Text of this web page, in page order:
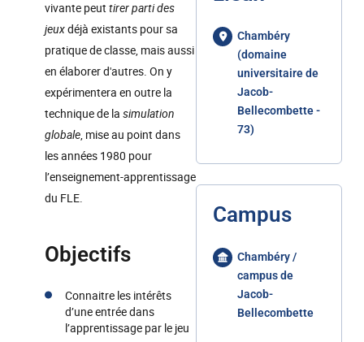
vivante peut tirer parti des
jeuxdéjà existants pour sa
pratique de classe, mais aussi
en élaborer d'autres. On y
expérimentera en outre la
technique de la simulation
globale, mise au point dans
les années 1980 pour
l’enseignement-apprentissage
du FLE.
Objectifs
Connaitre les intérêts
d’une entrée dans
l’apprentissage par le jeu
Chambéry
(domaine
universitaire de
Jacob-
Bellecombette -
73)
Campus
Chambéry /
campus de
Jacob-
Bellecombette